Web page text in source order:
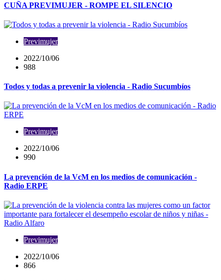
CUÑA PREVIMUJER - ROMPE EL SILENCIO
Previmujer
2022/10/06
988
Todos y todas a prevenir la violencia - Radio Sucumbíos
Previmujer
2022/10/06
990
La prevención de la VcM en los medios de comunicación -
Radio ERPE
Previmujer
2022/10/06
866